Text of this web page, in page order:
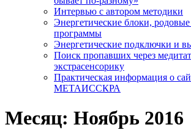
Интервью с автором методики
Энергетические блоки,
программы
Энергетические подключки и
Поиск пропавших через
экстрасенсорику
Практическая информация о
МЕТАИССКРА
Месяц: Ноябрь 2016